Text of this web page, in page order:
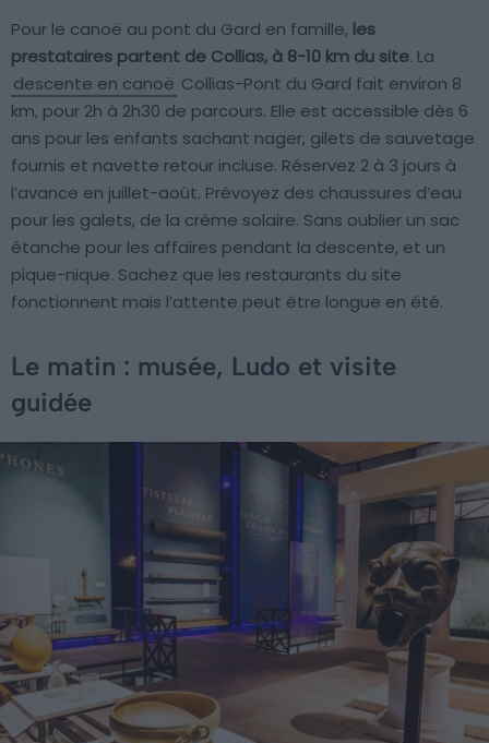
Pour le canoë au pont du Gard en famille, les
prestataires partent de Collias, à 8-10 km du site. La
descente en canoë Collias-Pont du Gard fait environ 8
km, pour 2h à 2h30 de parcours. Elle est accessible dès 6
ans pour les enfants sachant nager, gilets de sauvetage
fournis et navette retour incluse. Réservez 2 à 3 jours à
l’avance en juillet-août. Prévoyez des chaussures d’eau
pour les galets, de la crème solaire. Sans oublier un sac
étanche pour les affaires pendant la descente, et un
pique-nique. Sachez que les restaurants du site
fonctionnent mais l’attente peut être longue en été.
Le matin : musée, Ludo et visite
guidée